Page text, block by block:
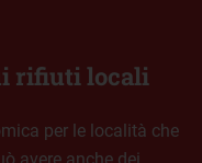
rifiuti locali
per le località che
avere anche dei